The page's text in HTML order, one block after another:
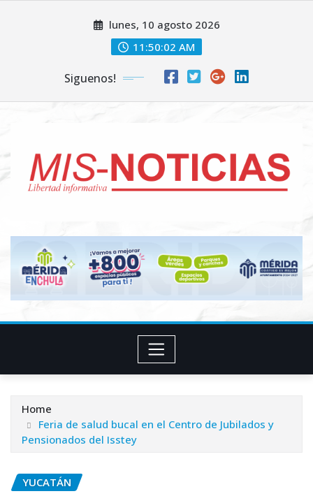
lunes, 10 agosto 2026
11:50:03 AM
Siguenos!
Home
Feria de salud bucal en el Centro de Jubilados y
Pensionados del Isstey
YUCATÁN